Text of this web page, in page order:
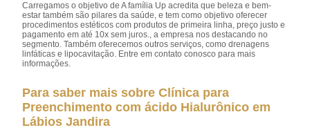
Carregamos o objetivo de A família Up acredita que beleza e bem-
estar também são pilares da saúde, e tem como objetivo oferecer
procedimentos estéticos com produtos de primeira linha, preço justo e
pagamento em até 10x sem juros., a empresa nos destacando no
segmento. Também oferecemos outros serviços, como drenagens
linfáticas e lipocavitação. Entre em contato conosco para mais
informações.
Para saber mais sobre Clínica para
Preenchimento com ácido Hialurônico em
Lábios Jandira